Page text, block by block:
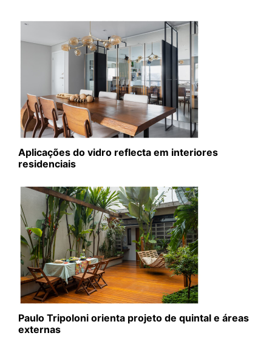
Aplicações do vidro reflecta em interiores
residenciais
Paulo Tripoloni orienta projeto de quintal e áreas
externas